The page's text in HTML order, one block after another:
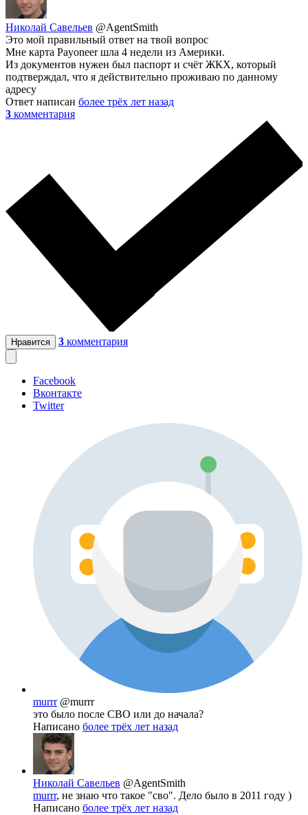
Николай Савельев @AgentSmith
Это мой правильный ответ на твой вопрос
Мне карта Payoneer шла 4 недели из Америки.
Из документов нужен был паспорт и счёт ЖКХ, который
подтверждал, что я действительно проживаю по данному
адресу
Ответ написан более трёх лет назад
3 комментария
Нравится 3 комментария
Facebook
Вконтакте
Twitter
murrr @murrr
это было после СВО или до начала?
Написано более трёх лет назад
Николай Савельев @AgentSmith
murrr, не знаю что такое "сво". Дело было в 2011 году )
Написано более трёх лет назад